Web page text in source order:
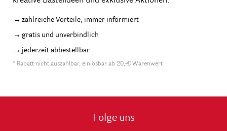
zahlreiche Vorteile, immer informiert
gratis und unverbindlich
jederzeit abbestellbar
* Rabatt nicht auszahlbar, einlösbar ab 20,-€ Warenwert
Folge uns